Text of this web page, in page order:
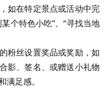
如在特定景点或活动中完
个特色小吃”、“寻找当地
粉丝设置奖品或奖励，如
影、签名、或赠送小礼物
满足感。